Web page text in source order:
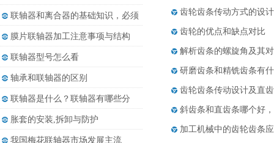
发......
联轴器和离合器的基础知识，必须
收......
膜片联轴器加工注意事项与结构
联轴器型号怎么看
轴承和联轴器的区别
联轴器是什么？联轴器有哪些分
类？
胀套的安装,拆卸与防护
我国梅花联轴器市场发展主流
齿轮齿条传动方式的设
齿轮的优点和缺点对比
解析齿条的螺旋角及其
研磨齿条和精铣齿条有
齿轮齿条传动设计及直
斜齿条和直齿条哪个好
加工机械中的齿轮齿条